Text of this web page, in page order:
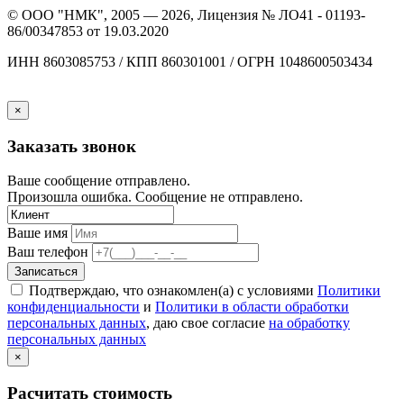
© ООО "НМК", 2005 — 2026, Лицензия № ЛО41 - 01193-
86/00347853 от 19.03.2020
ИНН 8603085753 / КПП 860301001 / ОГРН 1048600503434
×
Заказать звонок
Ваше сообщение отправлено.
Произошла ошибка. Сообщение не отправлено.
Ваше имя
Ваш телефон
Записаться
Подтверждаю, что ознакомлен(а) с условиями Политики
конфиденциальности и Политики в области обработки
персональных данных, даю свое согласие на обработку
персональных данных
×
Расчитать стоимость